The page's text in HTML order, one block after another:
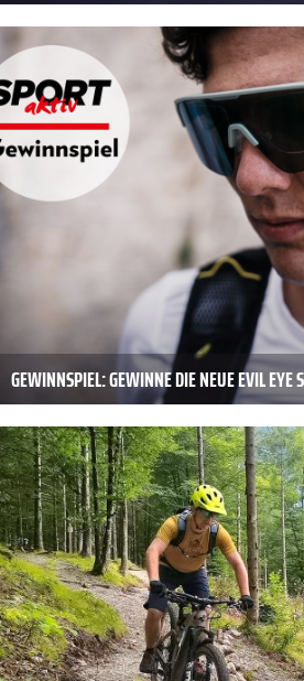
GEWINNSPIEL: GEWINNE DIE NEUE EVIL EYE